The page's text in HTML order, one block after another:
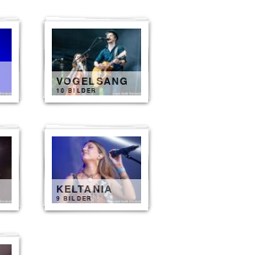
VOGELSANG
10 BILDER
KELTANIA
9 BILDER